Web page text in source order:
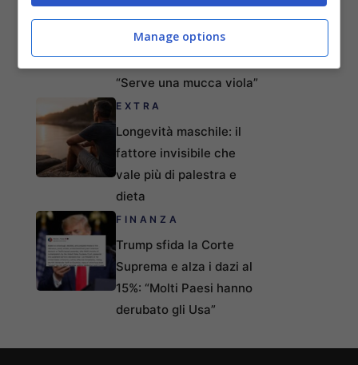
MrBeast spiega il
segreto dei 100 milioni
di visualizzazioni:
“Serve una mucca viola”
EXTRA
Longevità maschile: il
fattore invisibile che
vale più di palestra e
dieta
FINANZA
Trump sfida la Corte
Suprema e alza i dazi al
15%: “Molti Paesi hanno
derubato gli Usa”
Manage options